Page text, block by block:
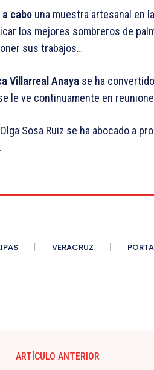
cabo una muestra artesanal en
los mejores sombreros de
sus trabajos…
Villarreal Anaya se ha
le ve continuamente en
Olga Sosa Ruiz se ha abocado a
VERACRUZ
ARTÍCULO ANTERIOR